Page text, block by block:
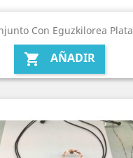
Con Eguzkilorea Plata
 AÑADIR